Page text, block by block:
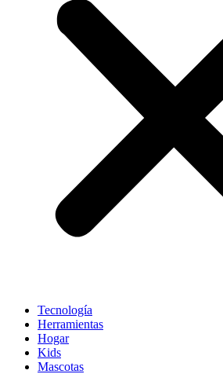
Tecnología
Herramientas
Hogar
Kids
Mascotas